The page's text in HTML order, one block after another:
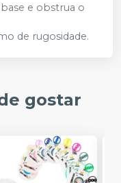
e obstrua o
de rugosidade.
gostar